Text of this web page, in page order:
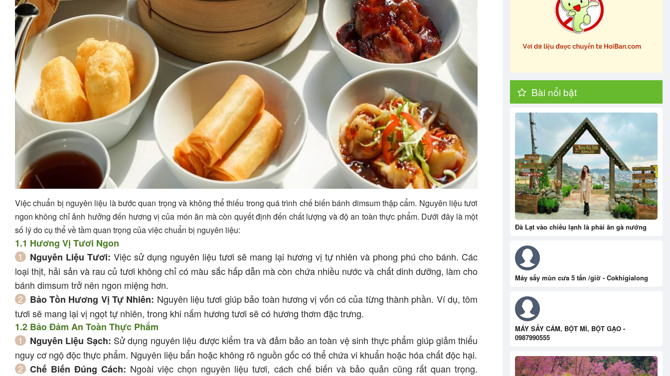
Việc chuẩn bị nguyên liệu là bước quan trọng và không thể thiếu trong quá trình chế biến bánh dimsum thập cẩm. Nguyên liệu tươi
ngon không chỉ ảnh hưởng đến hương vị của món ăn mà còn quyết định đến chất lượng và độ an toàn thực phẩm. Dưới đây là một
số lý do cụ thể về tầm quan trọng của việc chuẩn bị nguyên liệu:
1.1 Hương Vị Tươi Ngon
Nguyên Liệu Tươi: Việc sử dụng nguyên liệu tươi sẽ mang lại hương vị tự nhiên và phong phú cho bánh. Các
loại thịt, hải sản và rau củ tươi không chỉ có màu sắc hấp dẫn mà còn chứa nhiều nước và chất dinh dưỡng, làm cho
bánh dimsum trở nên ngon miệng hơn.
Bảo Tồn Hương Vị Tự Nhiên: Nguyên liệu tươi giúp bảo toàn hương vị vốn có của từng thành phần. Ví dụ, tôm
tươi sẽ mang lại vị ngọt tự nhiên, trong khi nấm hương tươi sẽ có hương thơm đặc trưng.
1.2 Bảo Đảm An Toàn Thực Phẩm
Nguyên Liệu Sạch: Sử dụng nguyên liệu được kiểm tra và đảm bảo an toàn vệ sinh thực phẩm giúp giảm thiểu
nguy cơ ngộ độc thực phẩm. Nguyên liệu bẩn hoặc không rõ nguồn gốc có thể chứa vi khuẩn hoặc hóa chất độc hại.
Chế Biến Đúng Cách: Ngoài việc chọn nguyên liệu tươi, cách chế biến và bảo quản cũng rất quan trọng.
Bài nổi bật
Đà Lạt vào chiều lạnh là phải ăn gà nướng
Máy sấy mùn cưa 5 tấn /giờ - Cokhigialong
MÁY SẤY CÁM, BỘT MÌ, BỘT GẠO -
0987990555